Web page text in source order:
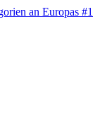
an Europas #1